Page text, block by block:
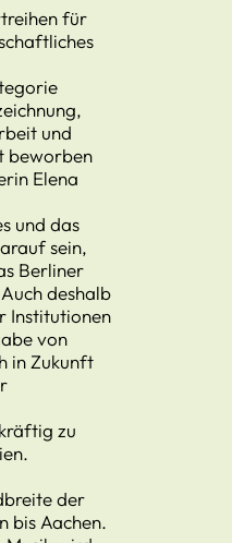
für
und
beworben
Elena
und das
sein,
Berliner
deshalb
Institutionen
von
in Zukunft
zu
der
bis Aachen.